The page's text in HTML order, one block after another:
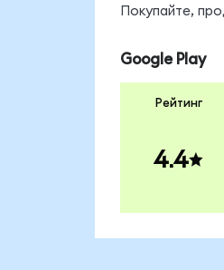
Покупайте,
Google Play
Рейтинг
4.4